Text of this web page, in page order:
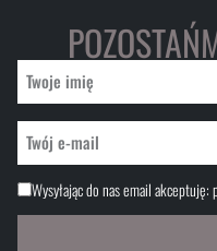
Wysyłając do nas email akceptuję: